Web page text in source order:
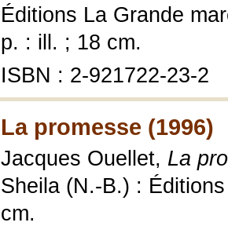
Éditions La Grande
p. : ill. ; 18 cm.
ISBN : 2-921722-23-2
La promesse (1996)
Jacques Ouellet, La
Sheila (N.-B.) :
cm.